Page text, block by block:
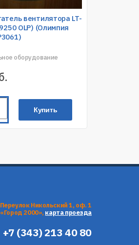
вентилятора LT-
OLP) (Олимпия
оборудование
Купить
Никольский 1, оф. 1
2000», карта проезда
+7 (343) 213 40 80